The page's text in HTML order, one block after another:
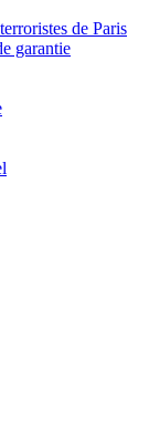
de Paris
garantie